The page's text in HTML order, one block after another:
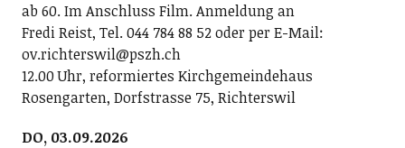
ab 60. Im Anschluss Film. Anmeldung an
Fredi Reist, Tel. 044 784 88 52 oder per E-Mail:
ov.richterswil@pszh.ch
12.00 Uhr, reformiertes Kirchgemeindehaus
Rosengarten, Dorfstrasse 75, Richterswil
DO, 03.09.2026